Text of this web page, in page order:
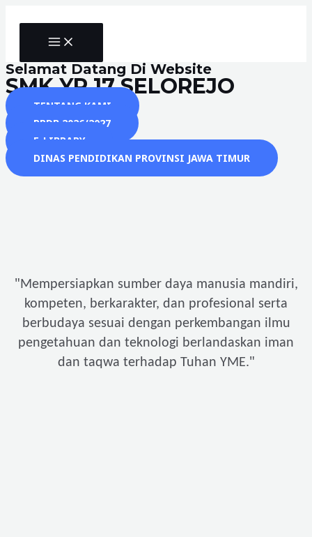
MAIN
MENU
Selamat Datang Di Website
SMK YP 17 SELOREJO
TENTANG KAMI
PPDB 2026/2027
E-LIBRARY
DINAS PENDIDIKAN PROVINSI JAWA TIMUR
"Mempersiapkan sumber daya manusia mandiri,
kompeten, berkarakter, dan profesional serta
berbudaya sesuai dengan perkembangan ilmu
pengetahuan dan teknologi berlandaskan iman
dan taqwa terhadap Tuhan YME."